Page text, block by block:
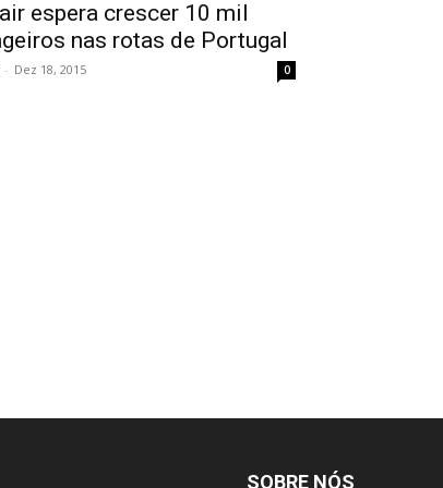
espera crescer 10 mil
nas rotas de Portugal
- Dez 18, 2015 0
SOBRE NÓS